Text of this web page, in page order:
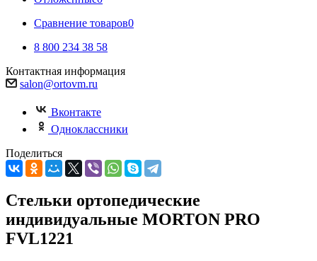
Сравнение товаров0
8 800 234 38 58
Контактная информация
salon@ortovm.ru
Вконтакте
Одноклассники
Поделиться
Стельки ортопедические
индивидуальные MORTON PRO
FVL1221